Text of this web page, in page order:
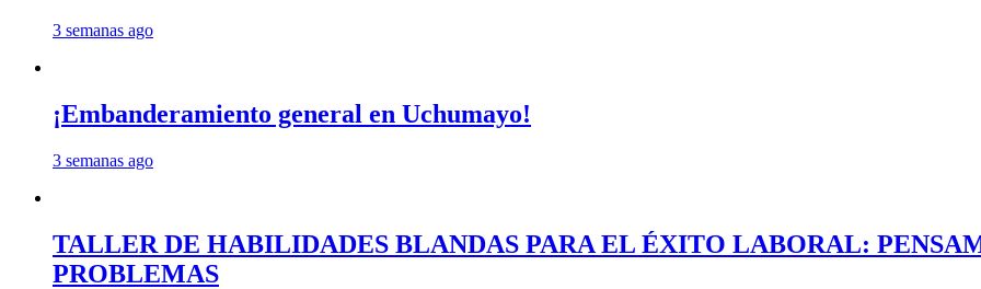
3 semanas ago
¡Embanderamiento general en Uchumayo!
3 semanas ago
TALLER DE HABILIDADES BLANDAS PARA EL ÉXITO LABORAL:
PROBLEMAS